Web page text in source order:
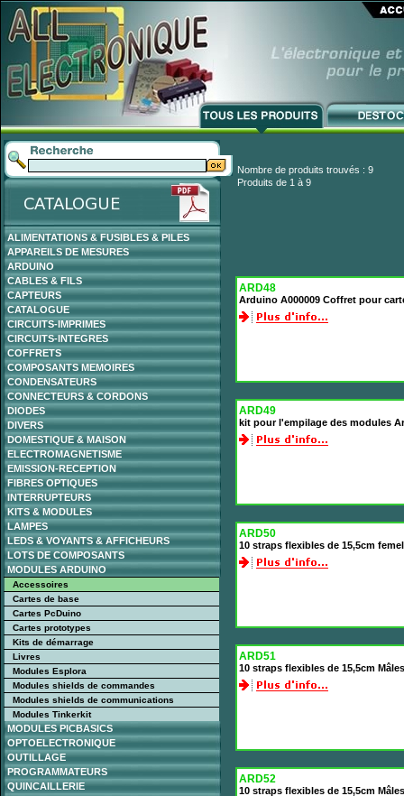
ALIMENTATIONS & FUSIBLES & PILES
APPAREILS DE MESURES
ARDUINO
CABLES & FILS
CAPTEURS
CATALOGUE
CIRCUITS-IMPRIMES
CIRCUITS-INTEGRES
COFFRETS
COMPOSANTS MEMOIRES
CONDENSATEURS
CONNECTEURS & CORDONS
DIODES
DIVERS
DOMESTIQUE & MAISON
ELECTROMAGNETISME
EMISSION-RECEPTION
FIBRES OPTIQUES
INTERRUPTEURS
KITS & MODULES
LAMPES
LEDS & VOYANTS & AFFICHEURS
LOTS DE COMPOSANTS
MODULES ARDUINO
Accessoires
Cartes de base
Cartes PcDuino
Cartes prototypes
Kits de démarrage
Livres
Modules Esplora
Modules shields de commandes
Modules shields de communications
Modules Tinkerkit
MODULES PICBASICS
OPTOELECTRONIQUE
OUTILLAGE
PROGRAMMATEURS
QUINCAILLERIE
Nombre de produits trouvés : 9
Produits de 1 à 9
ARD48
Arduino A000009 Coffret pour
ARD49
kit pour l'empilage des modules
ARD50
10 straps flexibles de 15,5cm
ARD51
10 straps flexibles de 15,5cm
ARD52
10 straps flexibles de 15,5cm